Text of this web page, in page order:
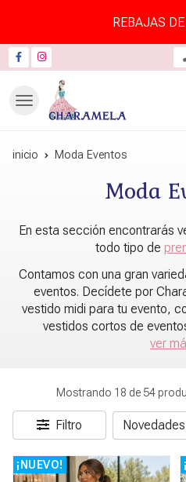
REBAJAS
inicio Moda Eventos
Moda
En esta sección encontrarás
todo tipo de
Contamos con una gran
eventos. Decídete por
vestido midi para tu evento,
vestidos cortos de
ver
Mostrando 18 de 54
Filtro
¡NUEVO!